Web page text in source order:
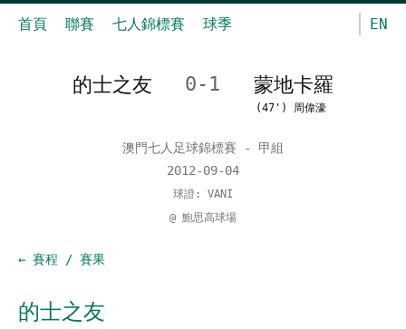
首頁 聯賽 七人錦標賽 球季 EN
的士之友 0-1 蒙地卡羅
(47') 周偉濠
澳門七人足球錦標賽 - 甲組
2012-09-04
球證: VANI
@ 鮑思高球場
← 賽程 / 賽果
的士之友